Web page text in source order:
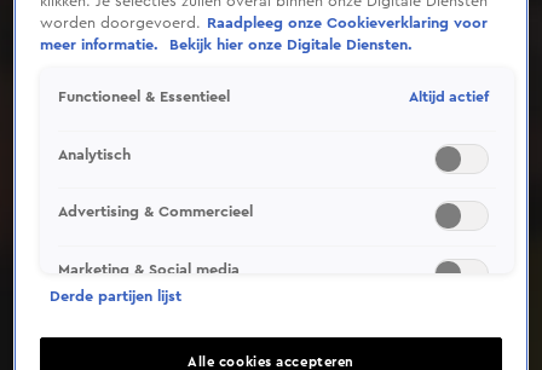
Deze video is niet beschikbaar op je huidige locatie
worden doorgevoerd.
Raadpleeg onze Cookieverklaring voor
meer informatie.
Bekijk hier onze Digitale Diensten.
Functioneel & Essentieel Altijd actief
Analytisch
Advertising & Commercieel
Marketing & Social media
Derde partijen lijst
Alle cookies accepteren